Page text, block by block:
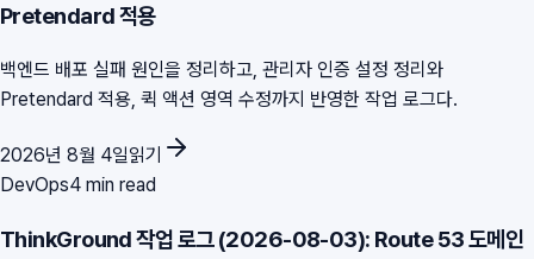
Pretendard 적용
백엔드 배포 실패 원인을 정리하고, 관리자 인증 설정 정리와
Pretendard 적용, 퀵 액션 영역 수정까지 반영한 작업 로그다.
2026년 8월 4일읽기
DevOps4 min read
ThinkGround 작업 로그 (2026-08-03): Route 53 도메인